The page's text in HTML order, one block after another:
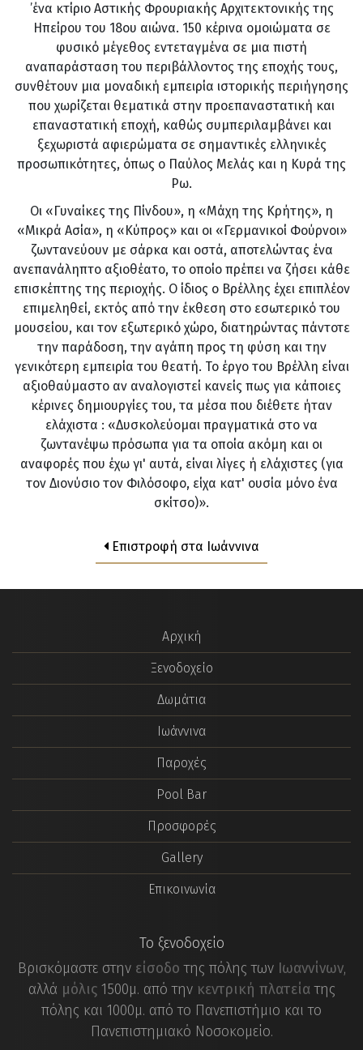
F.
TripAdvisor
Facebook
Twitter
’ένα κτίριο Αστικής Φρουριακής Αρχιτεκτονικής της
Ηπείρου του 18ου αιώνα. 150 κέρινα ομοιώματα σε
φυσικό μέγεθος εντεταγμένα σε μια πιστή
αναπαράσταση του περιβάλλοντος της εποχής τους,
συνθέτουν μια μοναδική εμπειρία ιστορικής περιήγησης
που χωρίζεται θεματικά στην προεπαναστατική και
επαναστατική εποχή, καθώς συμπεριλαμβάνει και
ξεχωριστά αφιερώματα σε σημαντικές ελληνικές
προσωπικότητες, όπως ο Παύλος Μελάς και η Κυρά της
Ρω.
Οι «Γυναίκες της Πίνδου», η «Μάχη της Κρήτης», η
«Μικρά Ασία», η «Κύπρος» και οι «Γερμανικοί Φούρνοι»
ζωντανεύουν με σάρκα και οστά, αποτελώντας ένα
ανεπανάληπτο αξιοθέατο, το οποίο πρέπει να ζήσει κάθε
επισκέπτης της περιοχής. Ο ίδιος ο Βρέλλης έχει επιπλέον
επιμεληθεί, εκτός από την έκθεση στο εσωτερικό του
μουσείου, και τον εξωτερικό χώρο, διατηρώντας πάντοτε
την παράδοση, την αγάπη προς τη φύση και την
γενικότερη εμπειρία του θεατή. Το έργο του Βρέλλη είναι
αξιοθαύμαστο αν αναλογιστεί κανείς πως για κάποιες
κέρινες δημιουργίες του, τα μέσα που διέθετε ήταν
ελάχιστα : «Δυσκολεύομαι πραγματικά στο να
ζωντανέψω πρόσωπα για τα οποία ακόμη και οι
αναφορές που έχω γι' αυτά, είναι λίγες ή ελάχιστες (για
τον Διονύσιο τον Φιλόσοφο, είχα κατ' ουσία μόνο ένα
σκίτσο)».
Επιστροφή στα Ιωάννινα
Αρχική
Ξενοδοχείο
Δωμάτια
Ιωάννινα
Παροχές
Pool Bar
Προσφορές
Gallery
Επικοινωνία
Το ξενοδοχείο
Βρισκόμαστε στην είσοδο της πόλης των Ιωαννίνων,
αλλά μόλις1500μ. από την κεντρική πλατείατης
πόλης και 1000μ. από το Πανεπιστήμιο και το
Πανεπιστημιακό Νοσοκομείο.